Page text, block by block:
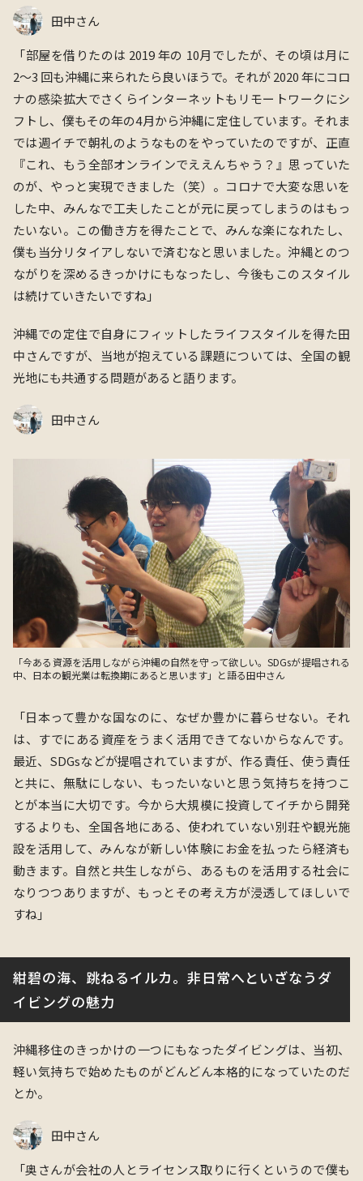
田中さん
「部屋を借りたのは 2019 年の 10⽉でしたが、その頃は⽉に
2〜3 回も沖縄に来られたら良いほうで。それが 2020 年にコロ
ナの感染拡⼤でさくらインターネットもリモートワークにシ
フトし、 僕もその年の4月から沖縄に定住しています。それま
では週イチで朝礼のようなものをやっていたのですが、正直
『これ、もう全部オンラインでええんちゃう？』思っていた
のが、やっと実現できました（笑）。コロナで大変な思いを
した中、みんなで工夫したことが元に戻ってしまうのはもっ
たいない。この働き方を得たことで、みんな楽になれたし、
僕も当分リタイアしないで済むなと思いました。沖縄とのつ
ながりを深めるきっかけにもなったし、今後もこのスタイル
は続けていきたいですね」
沖縄での定住で自身にフィットしたライフスタイルを得た田
中さんですが、当地が抱えている課題については、全国の観
光地にも共通する問題があると語ります。
田中さん
「今ある資源を活用しながら沖縄の自然を守って欲しい。SDGsが提唱される
中、日本の観光業は転換期にあると思います」と語る田中さん
「日本って豊かな国なのに、なぜか豊かに暮らせない。それ
は、すでにある資産をうまく活用できてないからなんです。
最近、SDGsなどが提唱されていますが、作る責任、使う責任
と共に、無駄にしない、もったいないと思う気持ちを持つこ
とが本当に大切です。 今から⼤規模に投資してイチから開発
するよりも、全国各地にある、使われていない別荘や観光施
設を活⽤して、みんなが新しい体験にお⾦を払ったら経済も
動きます。⾃然と共⽣しながら、あるものを活⽤する社会に
なりつつありますが、もっとその考え⽅が浸透してほしいで
すね」
紺碧の海、跳ねるイルカ。非日常へといざなうダ
イビングの魅力
沖縄移住のきっかけの一つにもなったダイビングは、当初、
軽い気持ちで始めたものがどんどん本格的になっていたのだ
とか。
田中さん
「奥さんが会社の人とライセンス取りに行くというので僕も